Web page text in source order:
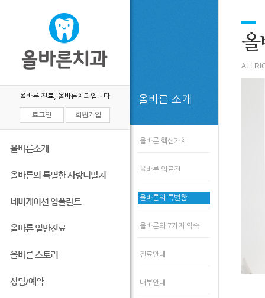
올바른 진료, 올바른치과입니다
로그인 회원가입
올바른소개
올바른의 특별한 사랑니발치
네비게이션 임플란트
올바른 일반진료
올바른 스토리
상담/예약
올바른 소개
올바른 핵심가치
올바른 의료진
올바른의 특별함
올바른의 7가지 약속
진료안내
내부안내
올